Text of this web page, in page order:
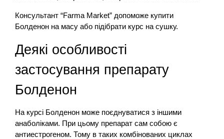
Консультант “Farma Market” допоможе купити
Болденон на масу або підібрати курс на сушку.
Деякі особливості
застосування препарату
Болденон
На курсі Болденон може поєднуватися з іншими
анаболіками. При цьому препарат сам собою є
антиестрогеном. Тому в таких комбінованих циклах